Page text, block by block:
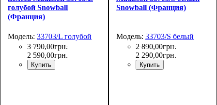
голубой Snowball
(Франция)
Модель: 33703/L голубой
3 790,00грн.
2 590,00грн.
Купить
Snowball (Франция)
Модель: 33703/S белый
2 890,00грн.
2 290,00грн.
Купить